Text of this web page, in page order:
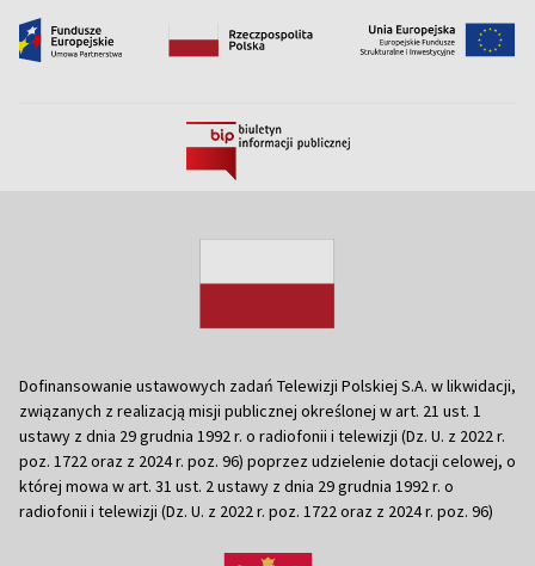
Dofinansowanie ustawowych zadań Telewizji Polskiej S.A. w likwidacji,
związanych z realizacją misji publicznej określonej w art. 21 ust. 1
ustawy z dnia 29 grudnia 1992 r. o radiofonii i telewizji (Dz. U. z 2022 r.
poz. 1722 oraz z 2024 r. poz. 96) poprzez udzielenie dotacji celowej, o
której mowa w art. 31 ust. 2 ustawy z dnia 29 grudnia 1992 r. o
radiofonii i telewizji (Dz. U. z 2022 r. poz. 1722 oraz z 2024 r. poz. 96)